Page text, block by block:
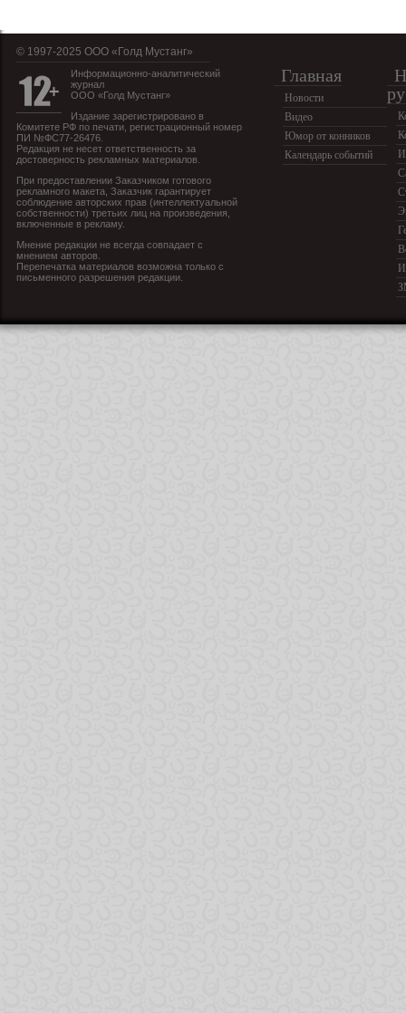
© 1997-2025 OOO «Голд Мустанг»
Информационно-аналитический
журнал
ООО «Голд Мустанг»
Издание зарегистрировано в
Комитете РФ по печати, регистрационный номер
ПИ №ФС77-26476.
Редакция не несет ответственность за
достоверность рекламных материалов.
При предоставлении Заказчиком готового
рекламного макета, Заказчик гарантирует
соблюдение авторских прав (интеллектуальной
собственности) третьих лиц на произведения,
включенные в рекламу.
Мнение редакции не всегда совпадает с
мнением авторов.
Перепечатка материалов возможна только с
письменного разрешения редакции.
Главная
Новости
Видео
Юмор от конников
Календарь событий